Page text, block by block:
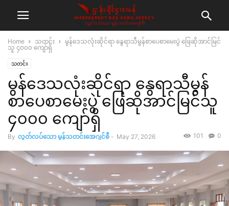
Home သတင်း
မွန်ဒေသလုံးဆိုင်ရာ နွေရာသီမွန်စာပေစာမေးပွဲ ဖြေဆိုအာင်မြင်
သူ ၄၀၀၀ ကျော်ရှိ
သတင်း
မွန်ဒေသလုံးဆိုင်ရာ နွေရာသီမွန်
စာပေစာမေးပွဲ ဖြေဆိုအာင်မြင်သူ
၄၀၀၀ ကျော်ရှိ
By လွတ်လပ်သော မွန်သတင်းအေဂျင်စီ - May 27, 2026 0
101